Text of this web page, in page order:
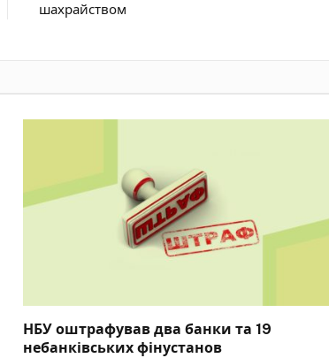
шахрайством
НБУ оштрафував два банки та 19
небанківських фінустанов